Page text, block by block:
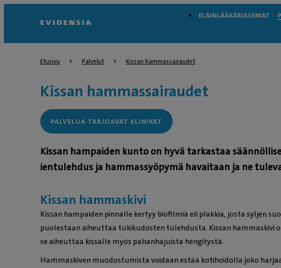
ELÄINLÄÄKÄRIASEMAT
Etusivu Palvelut Kissan hammassairaudet
Kissan hammassairaudet
PALVELUA TARJOAVAT KLINIKAT
Kissan hampaiden kunto on hyvä tarkastaa
ientulehdus ja hammassyöpymä havaitaan ja ne
Kissan hammaskivi
Kissan hampaiden pinnalle kertyy biofilmiä eli plakkia, josta syljen
puolestaan aiheuttaa tukikudosten tulehdusta. Kissan hammaskivi
se aiheuttaa kissalle myös pahanhajuista hengitystä.
Hammaskiven muodostumista voidaan estää kotihoidolla joko